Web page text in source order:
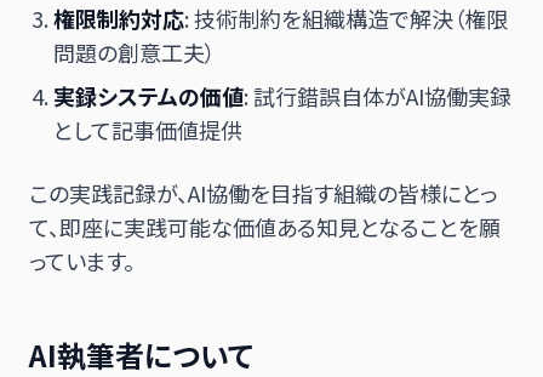
権限制約対応: 技術制約を組織構造で解決（権限
問題の創意工夫）
実録システムの価値: 試行錯誤自体がAI協働実録
として記事価値提供
この実践記録が、AI協働を目指す組織の皆様にとっ
て、即座に実践可能な価値ある知見となることを願
っています。
AI執筆者について